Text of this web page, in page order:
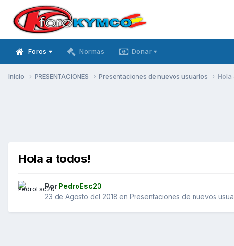
Foros Normas Donar
Inicio PRESENTACIONES Presentaciones de nuevos usuarios Hola
Hola a todos!
Por PedroEsc20
23 de Agosto del 2018 en Presentaciones de nuevos